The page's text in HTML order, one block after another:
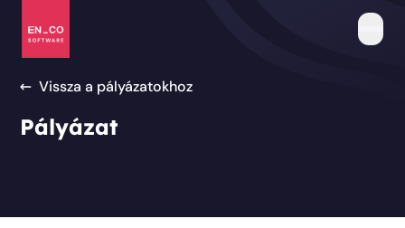
Rólunk
Tanúsítványok
Referenciáink
Vissza a pályázatokhoz
Pályázat